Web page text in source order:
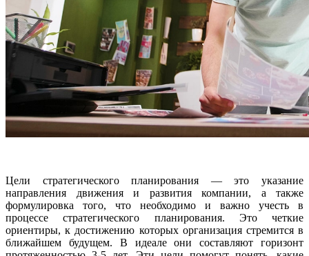
Цели стратегического планирования — это указание
направления движения и развития компании, а также
формулировка того, что необходимо и важно учесть в
процессе стратегического планирования. Это четкие
ориентиры, к достижению которых организация стремится в
ближайшем будущем. В идеале они составляют горизонт